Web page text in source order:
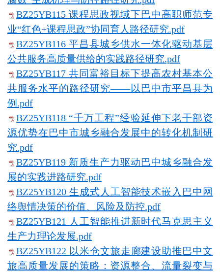
BZ25YB115 课程思政视域下巴中高职师范专
业“红色+课程思政”协同育人路径研究.pdf
BZ25YB116 平昌县城乡供水一体化驱动基层
公共服务高质量供给的实践路径研究.pdf
BZ25YB117 共同富裕目标下提高农村基本公
共服务水平的路径研究——以巴中市平昌县为
例.pdf
BZ25YB118 “千万工程”经验延伸下老干部资
源优势在巴中市城乡融合发展中的转化机制研
究.pdf
BZ25YB119 新质生产力驱动巴中城乡融合发
展的实践进路研究.pdf
BZ25YB120 生成式人工智能技术嵌入巴中网
络舆情决策的价值、风险及防控.pdf
BZ25YB121 人工智能推进新时代马克思主义
生产力理论发展.pdf
BZ25YB122 以米仓文旅走廊建设助推巴中文
旅高质量发展的策略：资源整合、流量裂变与